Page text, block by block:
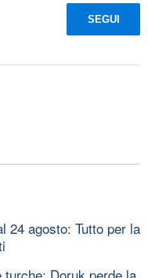
SEGUI
24 agosto: Tutto per la